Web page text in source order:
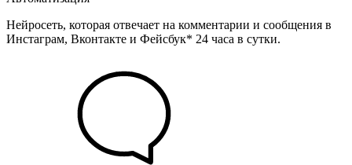
Нейросеть, которая отвечает на комментарии и сообщения в
Инстаграм, Вконтакте и Фейсбук* 24 часа в сутки.